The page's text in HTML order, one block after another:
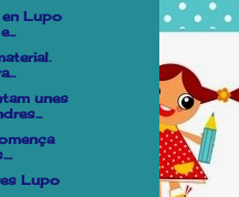
Lupo
unes
Lupo